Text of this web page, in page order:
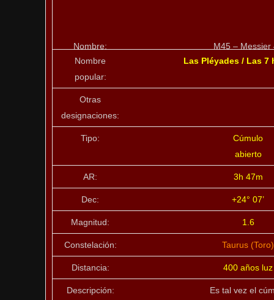
Nombre:
M45 – Messier
Nombre
popular:
Las Pléyades / Las 7
Otras
designaciones:
Tipo:
Cúmulo
abierto
AR: 3h 47m
Dec: +24° 07’
Magnitud: 1.6
Constelación: Taurus (Toro)
Distancia: 400 años luz
Descripción:
Es tal vez el